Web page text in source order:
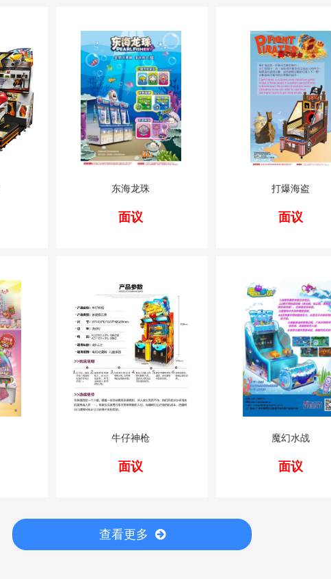
东海龙珠
面议
打爆海盗
面议
牛仔神枪
面议
魔幻水战
面议
查看更多